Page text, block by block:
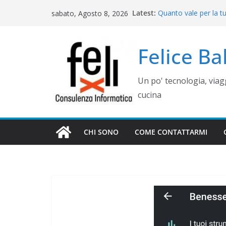
sabato, Agosto 8, 2026 Latest: Quanto vale per la
Rimettere in
Campania
Controllo operativo
gestionale su
Felice
Un po' tecnologia,
cucina
CHI SONO COME CONTATTARMI
WEB E COMUNICAZIONE
COME